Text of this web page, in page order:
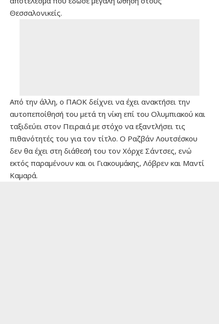
Θεσσαλονικείς.
Από την άλλη, ο ΠΑΟΚ δείχνει να έχει ανακτήσει την
αυτοπεποίθησή του μετά τη νίκη επί του Ολυμπιακού και
ταξιδεύει στον Πειραιά με στόχο να εξαντλήσει τις
πιθανότητές του για τον τίτλο. Ο Ραζβάν Λουτσέσκου
δεν θα έχει στη διάθεσή του τον Χόρχε Σάντσες, ενώ
εκτός παραμένουν και οι Γιακουμάκης, Λόβρεν και Μαντί
Καμαρά.